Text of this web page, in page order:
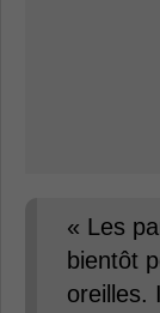
« Les
bientôt
oreilles.